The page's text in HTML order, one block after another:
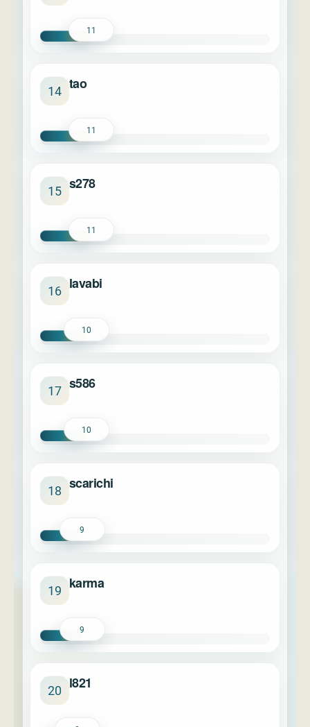
11
14 tao
11
15 s278
11
16 lavabi
10
17 s586
10
18 scarichi
9
19 karma
9
20 l821